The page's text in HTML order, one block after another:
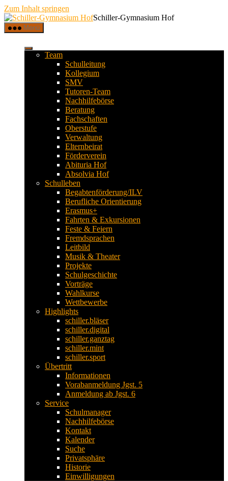
Zum Inhalt springen
Schiller-Gymnasium Hof
Menü
Team
Schulleitung
Kollegium
SMV
Tutoren-Team
Nachhilfebörse
Beratung
Fachschaften
Oberstufe
Verwaltung
Elternbeirat
Förderverein
Abituria Hof
Absolvia Hof
Schulleben
Begabtenförderung/ILV
Berufliche Orientierung
Erasmus+
Fahrten & Exkursionen
Feste & Feiern
Fremdsprachen
Leitbild
Musik & Theater
Projekte
Schulgeschichte
Vorträge
Wahlkurse
Wettbewerbe
Highlights
schiller.bläser
schiller.digital
schiller.ganztag
schiller.mint
schiller.sport
Übertritt
Informationen
Vorabanmeldung Jgst. 5
Anmeldung ab Jgst. 6
Service
Schulmanager
Nachhilfebörse
Kontakt
Kalender
Suche
Privatsphäre
Historie
Einwilligungen